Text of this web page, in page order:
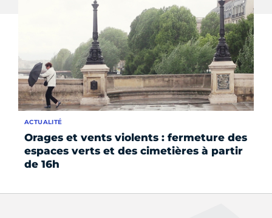
Orages et vents violents : fermeture des
espaces verts et des cimetières à partir
de 16h
ACTUALITÉ